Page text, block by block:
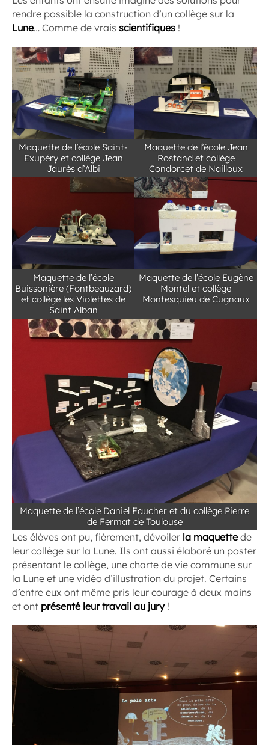
rendre possible la construction d’un collège sur la
Lune… Comme de vrais scientifiques !
Maquette de l’école Saint-
Exupéry et collège Jean
Jaurès d’Albi
Maquette de l’école Jean
Rostand et collège
Condorcet de Nailloux
Maquette de l’école
Buissonière (Fontbeauzard)
et collège les Violettes de
Saint Alban
Maquette de l’école Eugène
Montel et collège
Montesquieu de Cugnaux
Maquette de l’école Daniel Faucher et du collège Pierre
de Fermat de Toulouse
Les élèves ont pu, fièrement, dévoiler la maquettede
leur collège sur la Lune. Ils ont aussi élaboré un poster
présentant le collège, une charte de vie commune sur
la Lune et une vidéo d’illustration du projet. Certains
d’entre eux ont même pris leur courage à deux mains
et ont présenté leur travail au jury !